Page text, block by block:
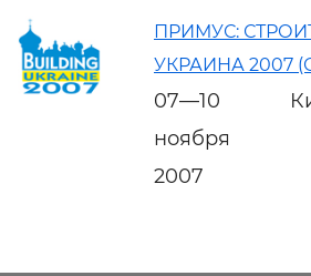
ПРИМУС:
УКРАИНА 2007
07—10
ноября
2007